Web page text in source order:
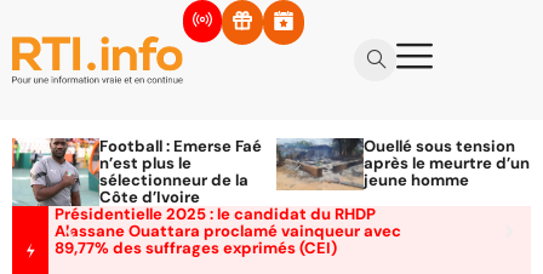
Football : Emerse Faé
n’est plus le
sélectionneur de la
Côte d’Ivoire
Ouellé sous tension
après le meurtre d’un
jeune homme
Présidentielle 2025 : le candidat du RHDP
Alassane Ouattara proclamé vainqueur avec
89,77% des suffrages exprimés (CEI)